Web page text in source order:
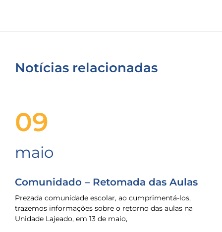
Notícias relacionadas
09
maio
Comunidado – Retomada das Aulas
Prezada comunidade escolar, ao cumprimentá-los,
trazemos informações sobre o retorno das aulas na
Unidade Lajeado, em 13 de maio,